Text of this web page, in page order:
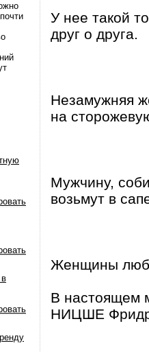
У нее такой
друг о друга.
Незамужняя
на
Мужчину,
возьмут в
Женщины
В настоящем
НИЦШЕ